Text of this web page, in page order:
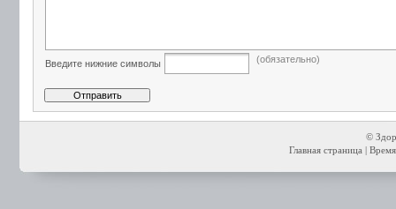
Введите нижние символы (обязательно)
©
Главная страница |